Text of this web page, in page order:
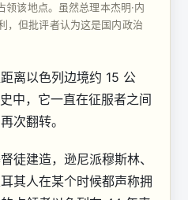
该地点。虽然总理本杰明·内
，但批评者认为这是国内政治
离以色列边境约 15 公
中，它一直在征服者之间
次翻转。
徒建造，逊尼派穆斯林、
其人在某个时候都声称拥